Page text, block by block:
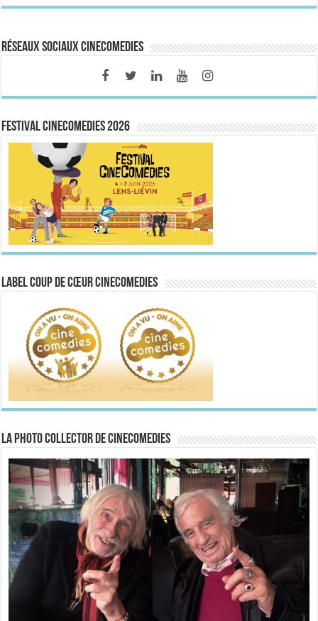
Réseaux sociaux CineComedies
FESTIVAL CINECOMEDIES 2026
Label Coup de Cœur CineComedies
La Photo collector de CineComedies